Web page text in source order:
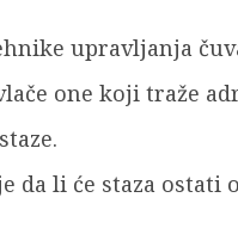
upravljanja
one koji traže
da li će staza ostati